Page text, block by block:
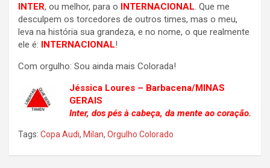
INTER, ou melhor, para o INTERNACIONAL. Que me
desculpem os torcedores de outros times, mas o meu,
leva na história sua grandeza, e no nome, o que realmente
ele é: INTERNACIONAL!
Com orgulho: Sou ainda mais Colorada!
Jéssica Loures – Barbacena/MINAS
GERAIS
Inter, dos pés à cabeça, da mente ao coração.
Tags: Copa Audi, Milan, Orgulho Colorado